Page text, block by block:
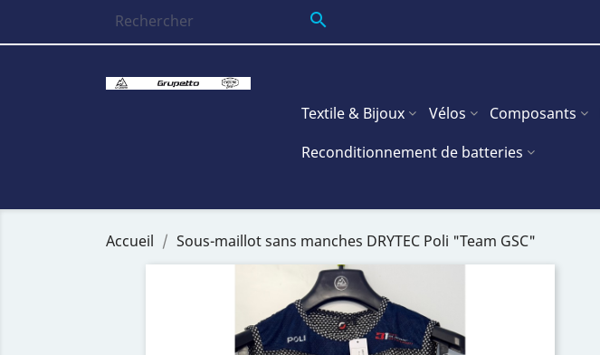

Textile & Bijoux Vélos Composants
Reconditionnement de batteries
Accueil Sous-maillot sans manches DRYTEC Poli "Team GSC"